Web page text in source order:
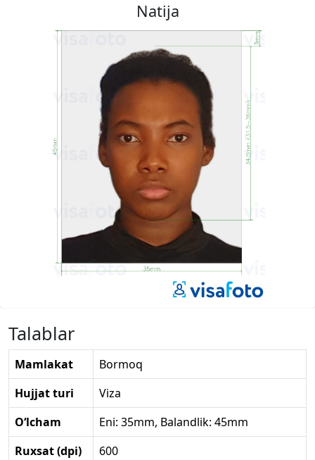
Natija
Talablar
Mamlakat
Bormoq
Hujjat turi
Viza
O‘lcham
Eni: 35mm, Balandlik: 45mm
Ruxsat (dpi)
600